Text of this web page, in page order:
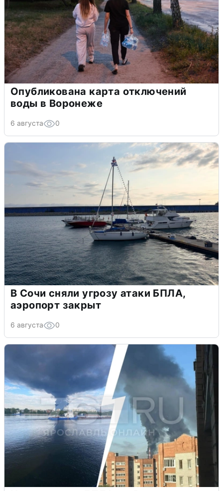
Опубликована карта отключений
воды в Воронеже
6 августа 0
В Сочи сняли угрозу атаки БПЛА,
аэропорт закрыт
6 августа 0